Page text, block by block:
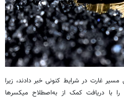
مسیر غارت در شرایط کنونی خبر دادند، زیرا
با دریافت کمک از به‌اصطلاح میکسرها